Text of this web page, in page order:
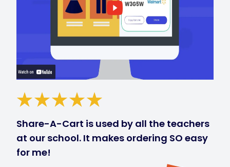
Share-A-Cart is used by all the teachers
at our school. It makes ordering SO easy
for me!